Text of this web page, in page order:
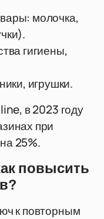
молочка,
гигиены,
игрушки.
в 2023 году
при
25%.
повысить
к повторным